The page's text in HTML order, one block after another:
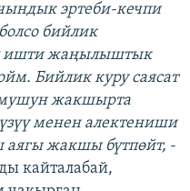
эртеби-кечпи
бийлик
ишти жаңылыштык
Бийлик куру саясат
жакшырта
менен алектениши
аягы жакшы бүтпөйт, -
кайталабай,